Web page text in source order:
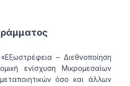
– Διεθνοποίηση
ενίσχυση Μικρομεσαίων
όσο και άλλων